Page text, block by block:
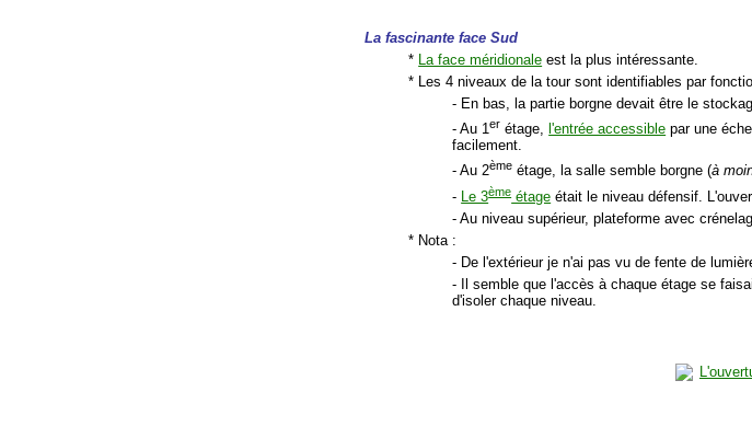
La fascinante face Sud
*
La face méridionale est la plus intéressante.
* Les 4 niveaux de la tour sont identifiables par
- En bas, la partie borgne devait être le
- Au 1er étage, l'entrée accessible par une
facilement.
- Au 2ème étage, la salle semble borgne (à
- Le 3èmeétage était le niveau défensif.
- Au niveau supérieur, plateforme avec
* Nota :
- De l'extérieur je n'ai pas vu de fente de
- Il semble que l'accès à chaque étage se
d'isoler chaque niveau.